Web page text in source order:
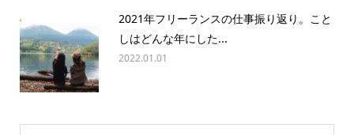
2021年フリーランスの仕事振り返り。こと
しはどんな年にした...
2022.01.01